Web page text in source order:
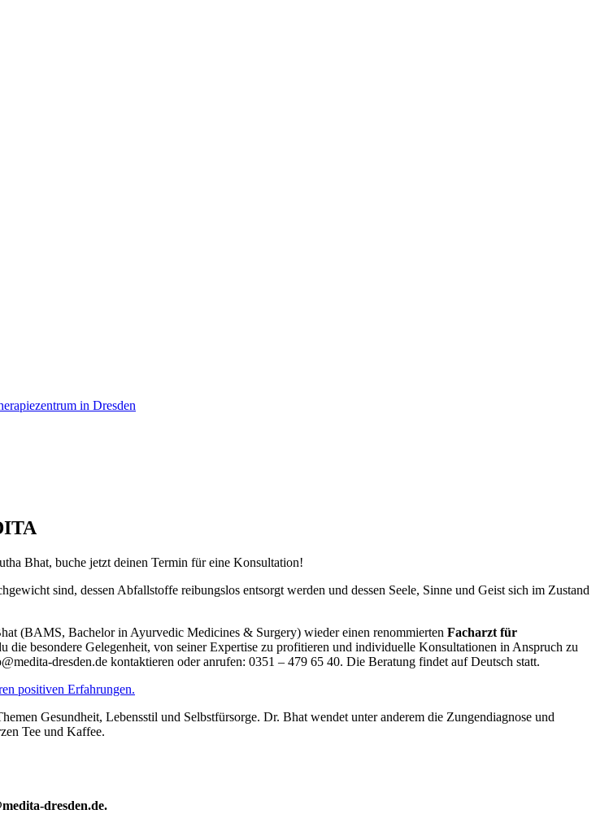
Bhat, buche jetzt deinen Termin für eine Konsultation!
sind, dessen Abfallstoffe reibungslos entsorgt werden und dessen Seele, Sinne und Geist sich im Zustand
(BAMS, Bachelor in Ayurvedic Medicines & Surgery) wieder einen renommierten Facharzt für
die besondere Gelegenheit, von seiner Expertise zu profitieren und individuelle Konsultationen in Anspruch zu
dresden.de kontaktieren oder anrufen: 0351 – 479 65 40. Die Beratung findet auf Deutsch statt.
positiven Erfahrungen.
Gesundheit, Lebensstil und Selbstfürsorge. Dr. Bhat wendet unter anderem die Zungendiagnose und
Tee und Kaffee.
dresden.de.